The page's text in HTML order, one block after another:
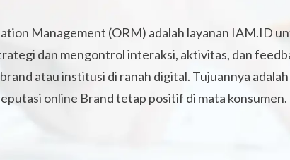
Management (ORM) adalah layanan IAM.ID
dan mengontrol interaksi, aktivitas, dan
atau institusi di ranah digital. Tujuannya
online Brand tetap positif di mata konsumen.